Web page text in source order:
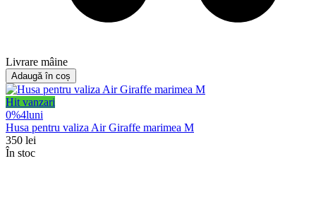
Livrare mâine
Adaugă în coș
Hit vanzari
0%4luni
Husa pentru valiza Air Giraffe marimea M
350 lei
În stoc